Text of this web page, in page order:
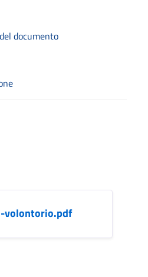
documento
volontorio.pdf